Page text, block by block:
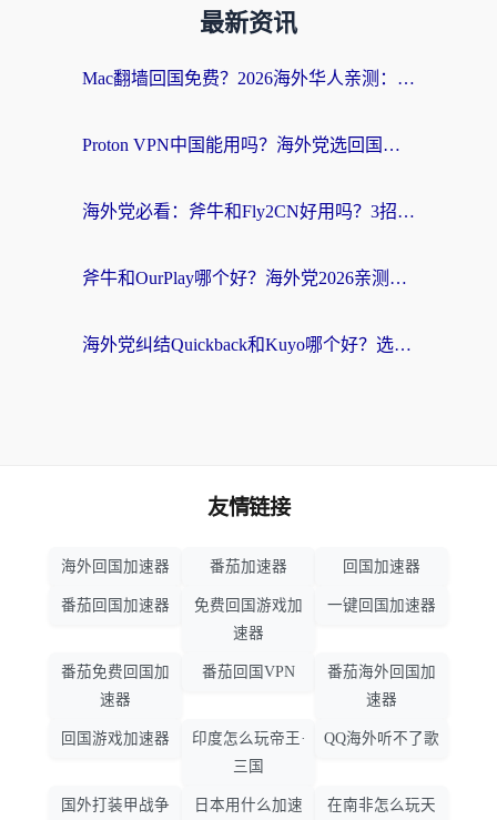
最新资讯
Mac翻墙回国免费？2026海外华人亲测：从CCTV5直播到国内APP，这样选加速器才靠谱
Proton VPN中国能用吗？海外党选回国加速器的避坑指南（附番茄加速器实测）
海外党必看：斧牛和Fly2CN好用吗？3招教你选对回国加速器（附免费试用攻略）
斧牛和OurPlay哪个好？海外党2026亲测：选对加速器，国内资源秒加载
海外党纠结Quickback和Kuyo哪个好？选对回国加速器才能无缝刷国内资源
友情链接
海外回国加速器 番茄加速器 回国加速器
番茄回国加速器
免费回国游戏加
速器
一键回国加速器
番茄免费回国加
速器
番茄回国VPN
番茄海外回国加
速器
回国游戏加速器
印度怎么玩帝王·
三国
QQ海外听不了歌
国外打装甲战争 日本用什么加速 在南非怎么玩天